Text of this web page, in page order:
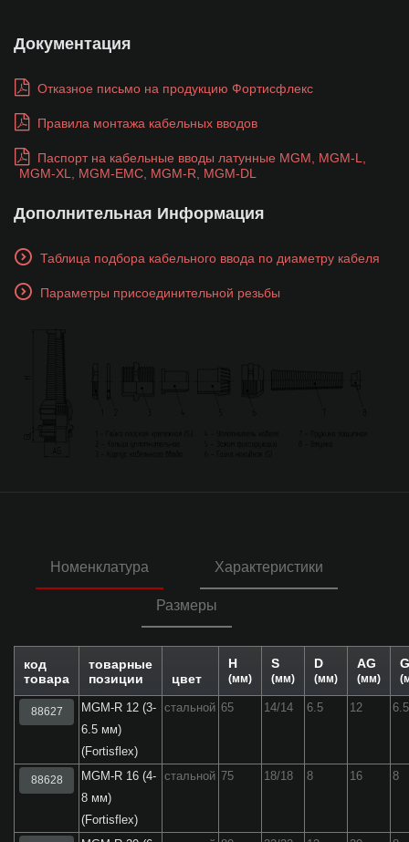
Документация
Отказное письмо на продукцию Фортисфлекс
Правила монтажа кабельных вводов
Паспорт на кабельные вводы латунные MGM, MGM-L,
MGM-XL, MGM-EMC, MGM-R, MGM-DL
Дополнительная Информация
Таблица подбора кабельного ввода по диаметру кабеля
Параметры присоединительной резьбы
Номенклатура Характеристики
Размеры
код
товара
товарные
позиции
цвет
H
(мм)
S
(мм)
D
(мм)
AG
(мм)
88627
MGM-R 12 (3-
6.5 мм)
(Fortisflex)
стальной 65 14/14 6.5 12 6.5
88628
MGM-R 16 (4-
8 мм)
(Fortisflex)
стальной 75 18/18 8 16 8